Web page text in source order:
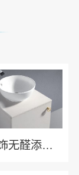
邯山装饰无醛添加，至臻全宅健康守护